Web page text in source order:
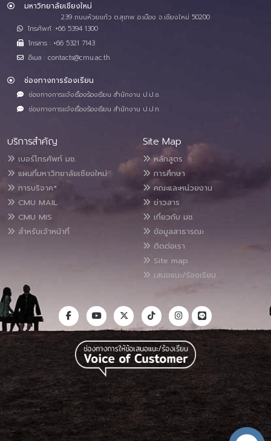
มหาวิทยาลัยเชียงใหม่
239 ถนนห้วยแก้ว ต.สุเทพ อ.เมือง จ.เชียงใหม่ 50200
โทรศัพท์ :+66 5394 1300
โทรสาร : +66 5321 7143
อีเมล : contacts@cmu.ac.th
ช่องทางการร้องเรียน
ช่องทางการแจ้งเรื่องร้องเรียน สำนักงาน ป.ป.ช.
ช่องทางการแจ้งเรื่องร้องเรียน สำนักงาน ป.ป.ท.
บริการสำคัญ
เบอร์โทรศัพท์ มช.
แผนที่มหาวิทยาลัยเชียงใหม่
การบริจาค*
CMU MAIL
CMU MIS
สำหรับเจ้าหน้าที่
Site Map
หลักสูตร
การศึกษา
คณะและหน่วยงาน
ข่าวสาร
เกี่ยวกับ มช.
ข้อมูลสาธารณะ
ติดต่อเรา
Site map
เสนอแนะ/ร้องเรียน